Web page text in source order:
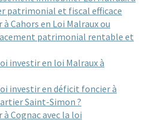
patrimonial et fiscal efficace
Cahors en Loi Malraux ou
patrimonial rentable et
investir en loi Malraux à
investir en déficit foncier à
Saint-Simon ?
Cognac avec la loi